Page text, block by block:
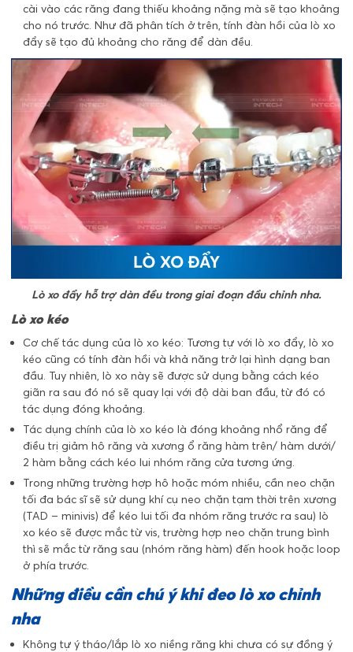
cài vào các răng đang thiếu khoảng nặng mà sẽ tạo khoảng
cho nó trước. Như đã phân tích ở trên, tính đàn hồi của lò xo
đẩy sẽ tạo đủ khoảng cho răng để dàn đều.
Lò xo đẩy hỗ trợ dàn đều trong giai đoạn đầu chỉnh nha.
Lò xo kéo
Cơ chế tác dụng của lò xo kéo: Tương tự với lò xo đẩy, lò xo
kéo cũng có tính đàn hồi và khả năng trở lại hình dạng ban
đầu. Tuy nhiên, lò xo này sẽ được sử dụng bằng cách kéo
giãn ra sau đó nó sẽ quay lại với độ dài ban đầu, từ đó có
tác dụng đóng khoảng.
Tác dụng chính của lò xo kéo là đóng khoảng nhổ răng để
điều trị giảm hô răng và xương ổ răng hàm trên/ hàm dưới/
2 hàm bằng cách kéo lui nhóm răng cửa tương ứng.
Trong những trường hợp hô hoặc móm nhiều, cần neo chặn
tối đa bác sĩ sẽ sử dụng khí cụ neo chặn tạm thời trên xương
(TAD – minivis) để kéo lui tối đa nhóm răng trước ra sau) lò
xo kéo sẽ được mắc từ vis, trường hợp neo chặn trung bình
thì sẽ mắc từ răng sau (nhóm răng hàm) đến hook hoặc loop
ở phía trước.
Những điều cần chú ý khi đeo lò xo chỉnh
nha
Không tự ý tháo/lắp lò xo niềng răng khi chưa có sự đồng ý